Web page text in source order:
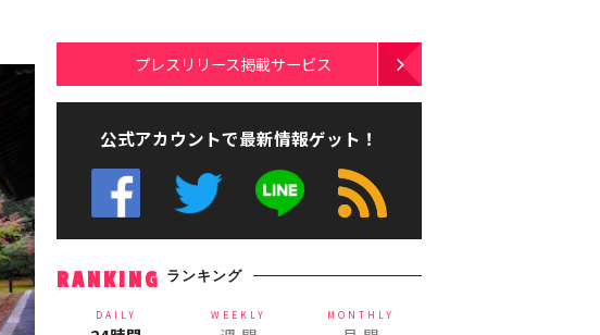
プレスリリース掲載サービス
公式アカウントで最新情報ゲット！
RANKING ランキング
DAILY WEEKLY MONTHLY